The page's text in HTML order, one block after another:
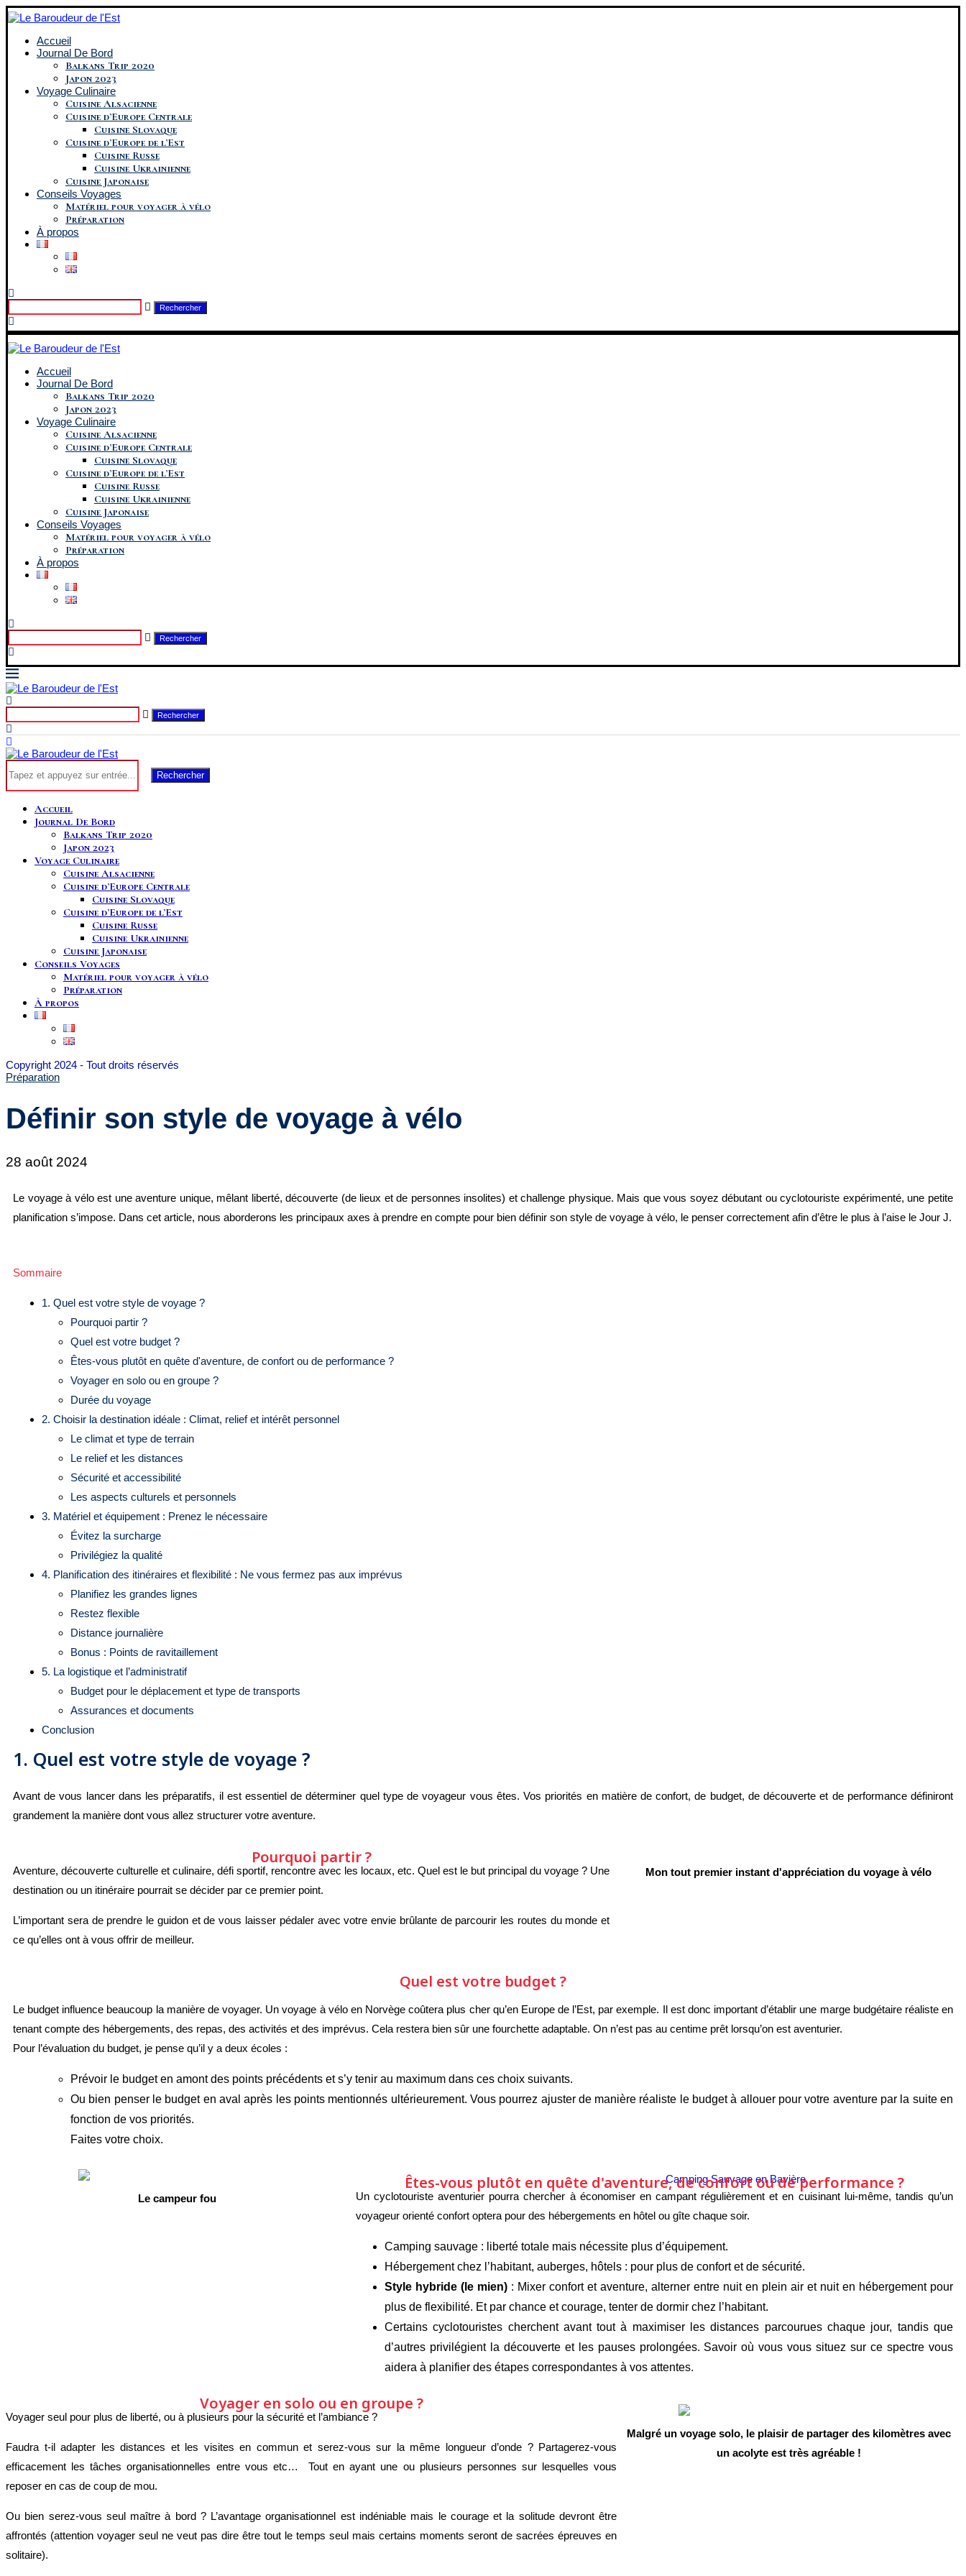
Accueil
Journal De Bord
Balkans Trip 2020
Japon 2023
Voyage Culinaire
Cuisine Alsacienne
Cuisine d’Europe Centrale
Cuisine Slovaque
Cuisine d’Europe de l’Est
Cuisine Russe
Cuisine Ukrainienne
Cuisine Japonaise
Conseils Voyages
Matériel pour voyager à vélo
Préparation
À propos
Rechercher
Accueil
Journal De Bord
Balkans Trip 2020
Japon 2023
Voyage Culinaire
Cuisine Alsacienne
Cuisine d’Europe Centrale
Cuisine Slovaque
Cuisine d’Europe de l’Est
Cuisine Russe
Cuisine Ukrainienne
Cuisine Japonaise
Conseils Voyages
Matériel pour voyager à vélo
Préparation
À propos
Rechercher
Rechercher
Rechercher
Accueil
Journal De Bord
Balkans Trip 2020
Japon 2023
Voyage Culinaire
Cuisine Alsacienne
Cuisine d’Europe Centrale
Cuisine Slovaque
Cuisine d’Europe de l’Est
Cuisine Russe
Cuisine Ukrainienne
Cuisine Japonaise
Conseils Voyages
Matériel pour voyager à vélo
Préparation
À propos
Copyright 2024 - Tout droits réservés
Préparation
Définir son style de voyage à vélo
28 août 2024
Le voyage à vélo est une aventure unique, mêlant liberté, découverte (de lieux et de personnes insolites) et challenge physique. Mais que vous soyez débutant ou cyclotouriste expérimenté, une petite
planification s’impose. Dans cet article, nous aborderons les principaux axes à prendre en compte pour bien définir son style de voyage à vélo, le penser correctement afin d’être le plus à l’aise le Jour J.
Sommaire
1. Quel est votre style de voyage ?
Pourquoi partir ?
Quel est votre budget ?
Êtes-vous plutôt en quête d'aventure, de confort ou de performance ?
Voyager en solo ou en groupe ?
Durée du voyage
2. Choisir la destination idéale : Climat, relief et intérêt personnel
Le climat et type de terrain
Le relief et les distances
Sécurité et accessibilité
Les aspects culturels et personnels
3. Matériel et équipement : Prenez le nécessaire
Évitez la surcharge
Privilégiez la qualité
4. Planification des itinéraires et flexibilité : Ne vous fermez pas aux imprévus
Planifiez les grandes lignes
Restez flexible
Distance journalière
Bonus : Points de ravitaillement
5. La logistique et l’administratif
Budget pour le déplacement et type de transports
Assurances et documents
Conclusion
1. Quel est votre style de voyage ?
Avant de vous lancer dans les préparatifs, il est essentiel de déterminer quel type de voyageur vous êtes. Vos priorités en matière de confort, de budget, de découverte et de performance définiront
grandement la manière dont vous allez structurer votre aventure.
Pourquoi partir ?
Aventure, découverte culturelle et culinaire, défi sportif, rencontre avec les locaux, etc. Quel est le but principal du voyage ? Une
destination ou un itinéraire pourrait se décider par ce premier point.
L’important sera de prendre le guidon et de vous laisser pédaler avec votre envie brûlante de parcourir les routes du monde et
ce qu’elles ont à vous offrir de meilleur.
Mon tout premier instant d'appréciation du voyage à vélo
Quel est votre budget ?
Le budget influence beaucoup la manière de voyager. Un voyage à vélo en Norvège coûtera plus cher qu’en Europe de l’Est, par exemple. Il est donc important d’établir une marge budgétaire réaliste en
tenant compte des hébergements, des repas, des activités et des imprévus. Cela restera bien sûr une fourchette adaptable. On n’est pas au centime prêt lorsqu’on est aventurier.
Pour l’évaluation du budget, je pense qu’il y a deux écoles :
Prévoir le budget en amont des points précédents et s’y tenir au maximum dans ces choix suivants.
Ou bien penser le budget en aval après les points mentionnés ultérieurement. Vous pourrez ajuster de manière réaliste le budget à allouer pour votre aventure par la suite en
fonction de vos priorités.
Faites votre choix.
Le campeur fou
Êtes-vous plutôt en quête d'aventure, de confort ou de performance ?
Un cyclotouriste aventurier pourra chercher à économiser en campant régulièrement et en cuisinant lui-même, tandis qu’un
voyageur orienté confort optera pour des hébergements en hôtel ou gîte chaque soir.
Camping sauvage : liberté totale mais nécessite plus d’équipement.
Hébergement chez l’habitant, auberges, hôtels : pour plus de confort et de sécurité.
Style hybride (le mien): Mixer confort et aventure, alterner entre nuit en plein air et nuit en hébergement pour
plus de flexibilité. Et par chance et courage, tenter de dormir chez l’habitant.
Certains cyclotouristes cherchent avant tout à maximiser les distances parcourues chaque jour, tandis que
d’autres privilégient la découverte et les pauses prolongées. Savoir où vous vous situez sur ce spectre vous
aidera à planifier des étapes correspondantes à vos attentes.
Voyager en solo ou en groupe ?
Voyager seul pour plus de liberté, ou à plusieurs pour la sécurité et l’ambiance ?
Faudra t-il adapter les distances et les visites en commun et serez-vous sur la même longueur d’onde ? Partagerez-vous
efficacement les tâches organisationnelles entre vous etc… Tout en ayant une ou plusieurs personnes sur lesquelles vous
reposer en cas de coup de mou.
Ou bien serez-vous seul maître à bord ? L’avantage organisationnel est indéniable mais le courage et la solitude devront être
affrontés (attention voyager seul ne veut pas dire être tout le temps seul mais certains moments seront de sacrées épreuves en
solitaire).
Malgré un voyage solo, le plaisir de partager des kilomètres avec
un acolyte est très agréable !